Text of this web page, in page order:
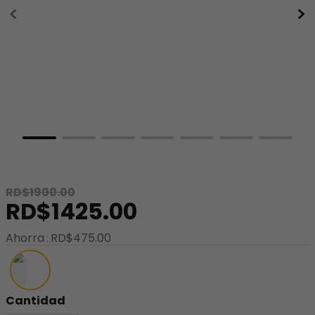
RD$1900.00
RD$1425.00
Ahorra RD$475.00
Cantidad